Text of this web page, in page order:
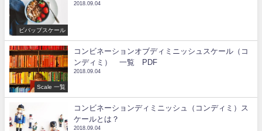
ビバップスケール
2018.09.04
Scale 一覧
コンビネーションオブディミニッシュスケール（コ
ンディミ） 一覧 PDF
2018.09.04
コンビネーションディミニッシュ（コンディミ）ス
ケールとは？
2018.09.04